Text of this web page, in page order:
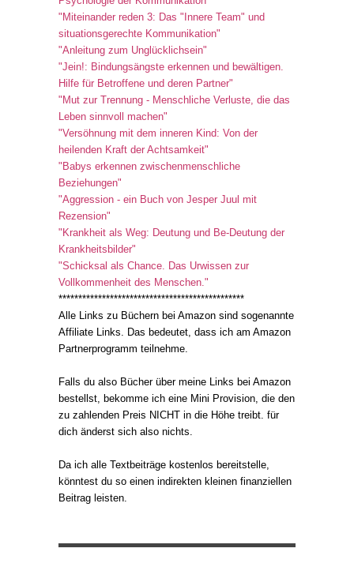
"Miteinander reden 3: Das "Innere Team" und
situationsgerechte Kommunikation"
"Anleitung zum Unglücklichsein"
"Jein!: Bindungsängste erkennen und bewältigen.
Hilfe für Betroffene und deren Partner"
"Mut zur Trennung - Menschliche Verluste, die das
Leben sinnvoll machen"
"Versöhnung mit dem inneren Kind: Von der
heilenden Kraft der Achtsamkeit"
"Babys erkennen zwischenmenschliche
Beziehungen"
"Aggression - ein Buch von Jesper Juul mit
Rezension"
"Krankheit als Weg: Deutung und Be-Deutung der
Krankheitsbilder"
"Schicksal als Chance. Das Urwissen zur
Vollkommenheit des Menschen."
***********************************************
Alle Links zu Büchern bei Amazon sind sogenannte
Affiliate Links. Das bedeutet, dass ich am Amazon
Partnerprogramm teilnehme.
Falls du also Bücher über meine Links bei Amazon
bestellst, bekomme ich eine Mini Provision, die den
zu zahlenden Preis NICHT in die Höhe treibt. für
dich änderst sich also nichts.
Da ich alle Textbeiträge kostenlos bereitstelle,
könntest du so einen indirekten kleinen finanziellen
Beitrag leisten.